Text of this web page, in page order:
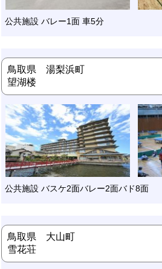
公共施設 バレー1面 車5分
鳥取県 湯梨浜町
望湖楼
公共施設 バスケ2面バレー2面バド8面
鳥取県 大山町
雪花荘